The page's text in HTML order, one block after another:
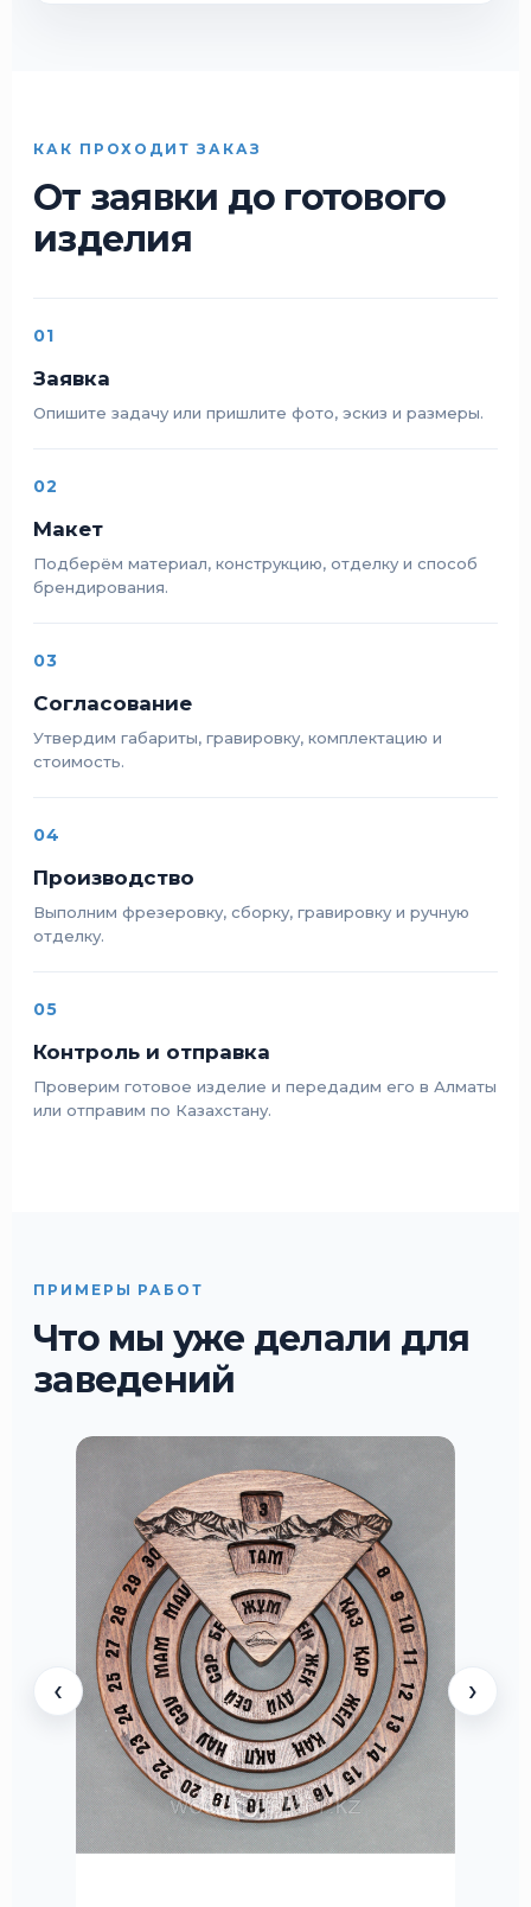
КАК ПРОХОДИТ ЗАКАЗ
От заявки до готового
изделия
01
Заявка
Опишите задачу или пришлите фото, эскиз и размеры.
02
Макет
Подберём материал, конструкцию, отделку и способ
брендирования.
03
Согласование
Утвердим габариты, гравировку, комплектацию и
стоимость.
04
Производство
Выполним фрезеровку, сборку, гравировку и ручную
отделку.
05
Контроль и отправка
Проверим готовое изделие и передадим его в Алматы
или отправим по Казахстану.
ПРИМЕРЫ РАБОТ
Что мы уже делали для
заведений
‹ ›